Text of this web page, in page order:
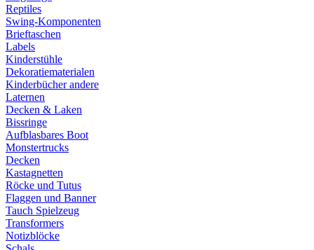
Reptiles
Swing-Komponenten
Brieftaschen
Labels
Kinderstühle
Dekoratiematerialen
Kinderbücher andere
Laternen
Decken & Laken
Bissringe
Aufblasbares Boot
Monstertrucks
Decken
Kastagnetten
Röcke und Tutus
Flaggen und Banner
Tauch Spielzeug
Transformers
Notizblöcke